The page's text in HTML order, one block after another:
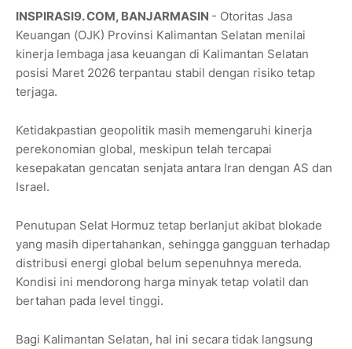
INSPIRASI9. COM, BANJARMASIN - Otoritas Jasa
Keuangan (OJK) Provinsi Kalimantan Selatan menilai
kinerja lembaga jasa keuangan di Kalimantan Selatan
posisi Maret 2026 terpantau stabil dengan risiko tetap
terjaga.
Ketidakpastian geopolitik masih memengaruhi kinerja
perekonomian global, meskipun telah tercapai
kesepakatan gencatan senjata antara Iran dengan AS dan
Israel.
Penutupan Selat Hormuz tetap berlanjut akibat blokade
yang masih dipertahankan, sehingga gangguan terhadap
distribusi energi global belum sepenuhnya mereda.
Kondisi ini mendorong harga minyak tetap volatil dan
bertahan pada level tinggi.
Bagi Kalimantan Selatan, hal ini secara tidak langsung